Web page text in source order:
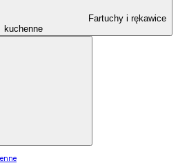
Fartuchy i rękawice
kuchenne